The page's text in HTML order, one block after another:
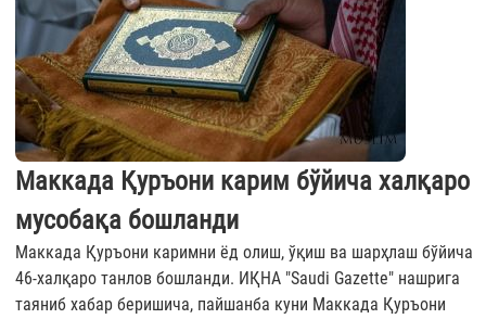
Маккада Қуръони карим бўйича халқаро
мусобақа бошланди
Маккада Қуръони каримни ёд олиш, ўқиш ва шарҳлаш бўйича
46-халқаро танлов бошланди. ИҚНА "Saudi Gazette" нашрига
таяниб хабар беришича, пайшанба куни Маккада Қуръони